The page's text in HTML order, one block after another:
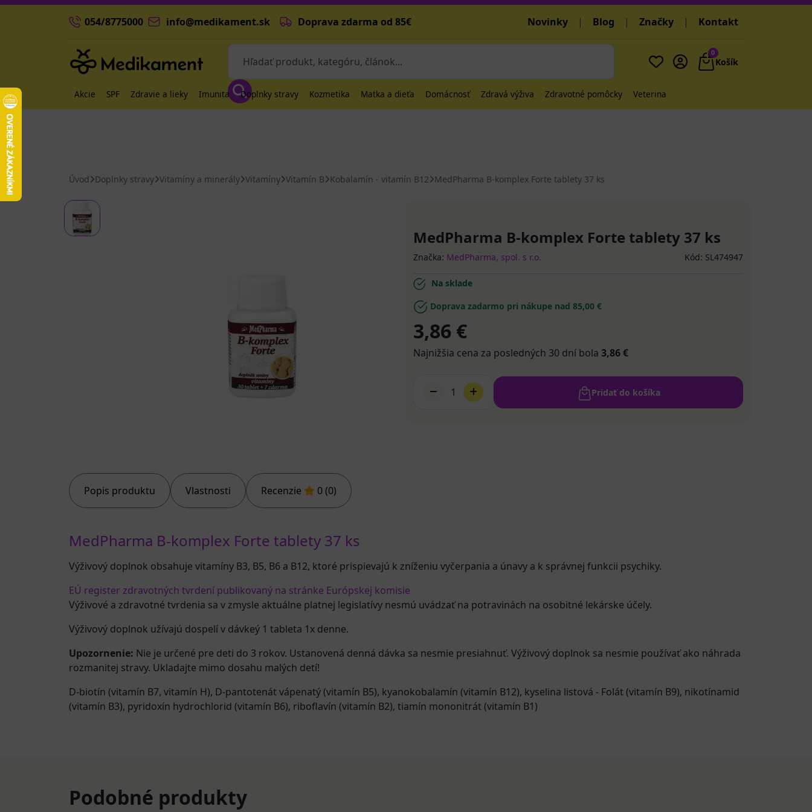
054/8775000 info@medikament.sk Doprava zdarma od 85€ Novinky | Blog | Značky | Kontakt
0
Košík
Akcie SPF Zdravie a lieky Imunita Doplnky stravy Kozmetika Matka a dieťa Domácnosť Zdravá výživa Zdravotné pomôcky Veterina
Úvod Doplnky stravy Vitamíny a minerály Vitamíny Vitamín B Kobalamín - vitamín B12 MedPharma B-komplex Forte tablety 37 ks
Popis produktu Vlastnosti Recenzie 0 (0)
MedPharma B-komplex Forte tablety 37 ks
Značka: MedPharma, spol. s r.o. Kód: SL474947
Na sklade
Doprava zadarmo pri nákupe nad 85,00 €
3,86 €
Najnižšia cena za posledných 30 dní bola 3,86 €
1 Pridať do košíka
MedPharma B-komplex Forte tablety 37 ks
Výživový doplnok obsahuje vitamíny B3, B5, B6 a B12, ktoré prispievajú k zníženiu vyčerpania a únavy a k správnej funkcii psychiky.
EÚ register zdravotných tvrdení publikovaný na stránke Európskej komisie
Výživové a zdravotné tvrdenia sa v zmysle aktuálne platnej legislatívy nesmú uvádzať na potravinách na osobitné lekárske účely.
Výživový doplnok užívajú dospelí v dávkeý 1 tableta 1x denne.
Upozornenie: Nie je určené pre deti do 3 rokov. Ustanovená denná dávka sa nesmie presiahnuť. Výživový doplnok sa nesmie používať ako náhrada
rozmanitej stravy. Ukladajte mimo dosahu malých detí!
D-biotín (vitamín B7, vitamín H), D-pantotenát vápenatý (vitamín B5), kyanokobalamín (vitamín B12), kyselina listová - Folát (vitamín B9), nikotínamid
(vitamín B3), pyridoxín hydrochlorid (vitamín B6), riboflavín (vitamín B2), tiamín mononitrát (vitamín B1)
Podobné produkty